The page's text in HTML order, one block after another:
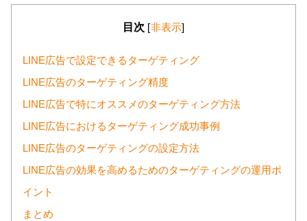
目次 [非表示]
LINE広告で設定できるターゲティング
LINE広告のターゲティング精度
LINE広告で特にオススメのターゲティング方法
LINE広告におけるターゲティング成功事例
LINE広告のターゲティングの設定方法
LINE広告の効果を高めるためのターゲティングの運用ポ
イント
まとめ